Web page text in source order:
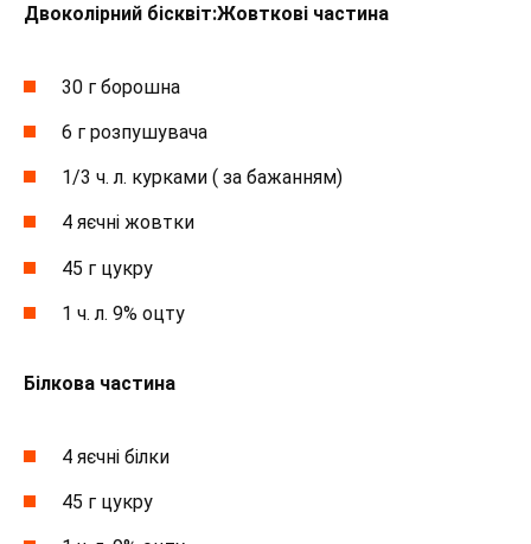
Двоколірний бісквіт:Жовткові частина
30 г борошна
6 г розпушувача
1/3 ч. л. курками ( за бажанням)
4 яєчні жовтки
45 г цукру
1 ч. л. 9% оцту
Білкова частина
4 яєчні білки
45 г цукру